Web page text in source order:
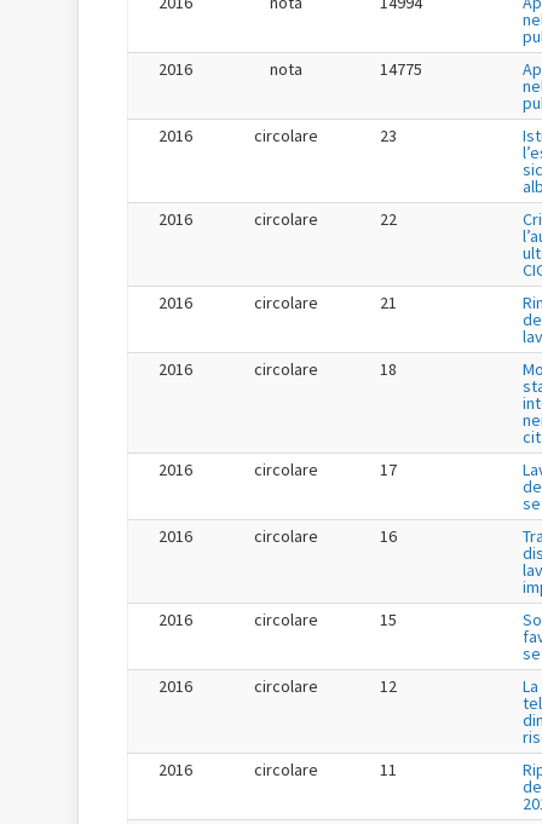
2016
nota 14775
2016
circolare 23
2016
circolare 22
2016
circolare 21
2016
circolare 18
2016
circolare 17
2016
circolare 16
2016
circolare 15
2016
circolare 12
2016
circolare 11